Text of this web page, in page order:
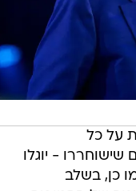
על כל
- יוגלו
כן, בשלב